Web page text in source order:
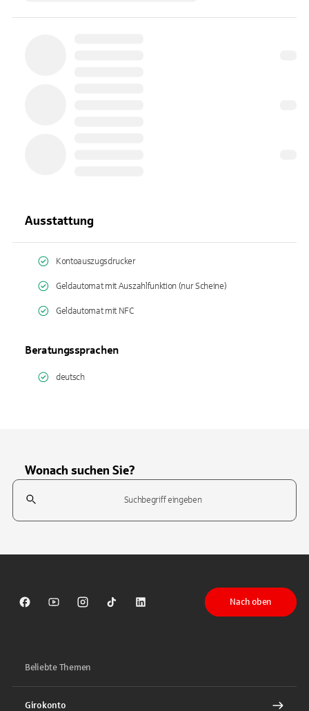
Ausstattung
Kontoauszugsdrucker
Geldautomat mit Auszahlfunktion (nur Scheine)
Geldautomat mit NFC
Beratungssprachen
deutsch
Wonach suchen Sie?
Suchfeld
Sparkasse auf Facebook
Sparkasse auf Youtube
Sparkasse auf Instagram
Sparkasse auf TikTok
Sparkasse auf LinkedIn
Nach oben
Beliebte Themen
Girokonto